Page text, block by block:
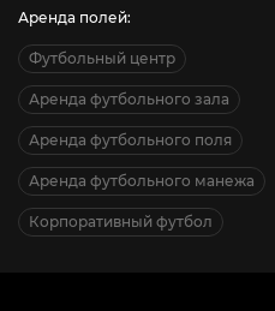
Аренда полей:
Футбольный центр
Аренда футбольного зала
Аренда футбольного поля
Аренда футбольного манежа
Корпоративный футбол